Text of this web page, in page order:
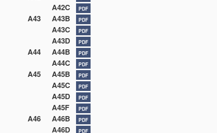
A42C PDF
A43 A43B PDF
A43C PDF
A43D PDF
A44 A44B PDF
A44C PDF
A45 A45B PDF
A45C PDF
A45D PDF
A45F PDF
A46 A46B PDF
A46D PDF